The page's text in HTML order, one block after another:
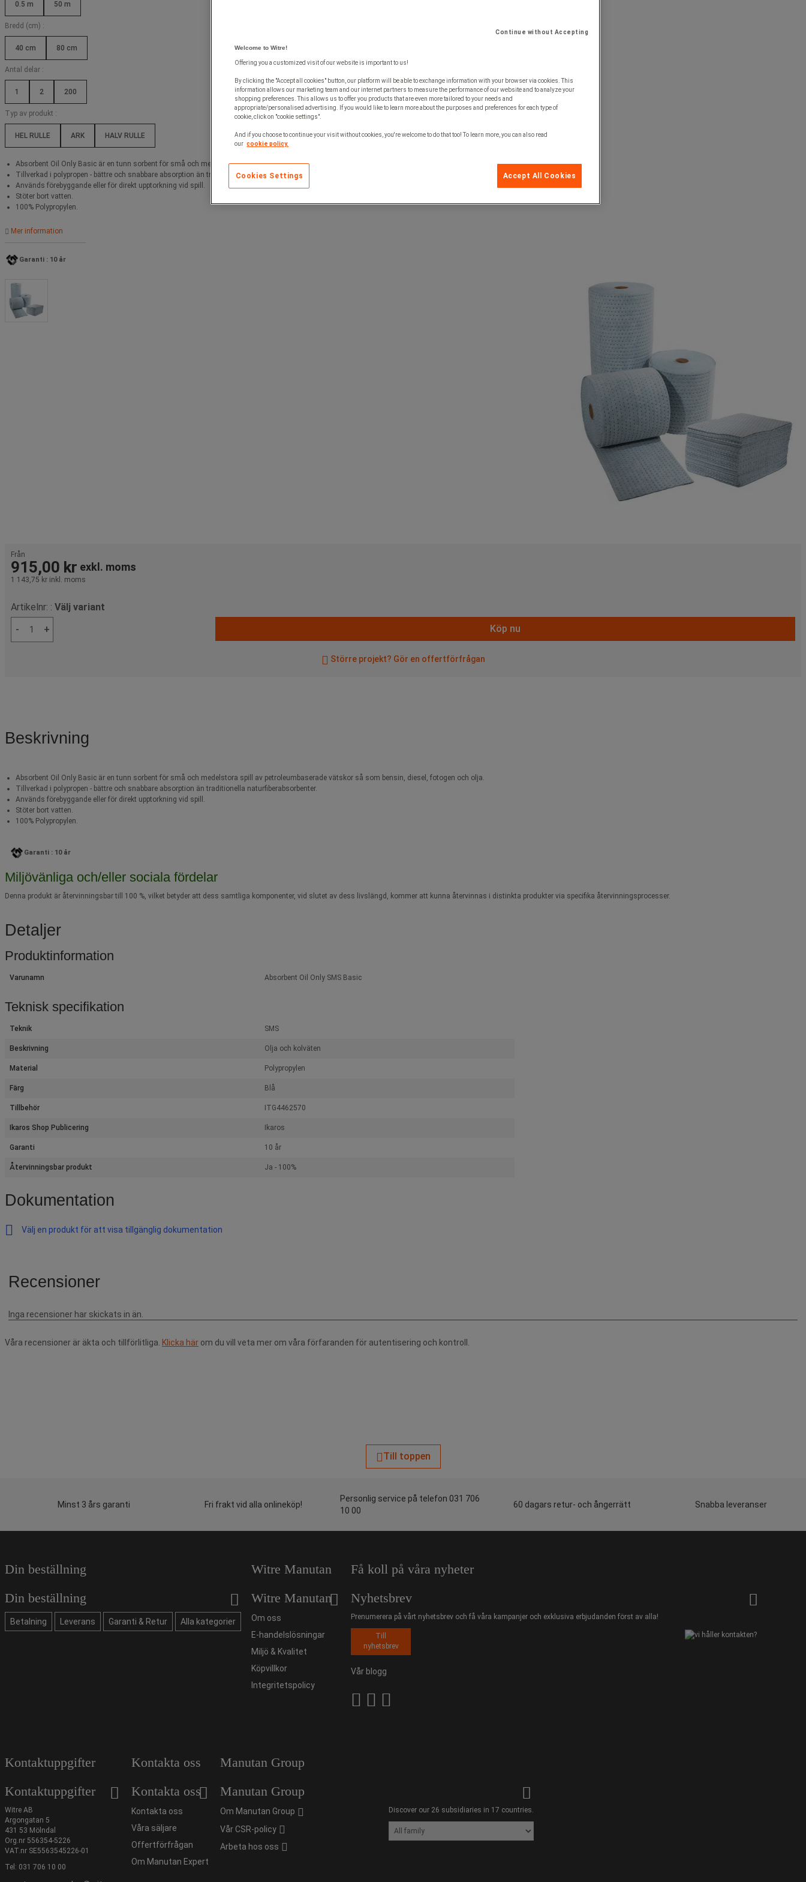
0.5 m 50 m
Bredd (cm) :
40 cm 80 cm
Antal delar :
1 2 200
Typ av produkt :
HEL RULLE ARK HALV RULLE
Absorbent Oil Only Basic är en tunn sorbent för små och medelstora spill av petroleumbaserade vätskor så som bensin, diesel, fotogen och olja.
Tillverkad i polypropen - bättre och snabbare absorption än traditionella naturfiberabsorbenter.
Används förebyggande eller för direkt upptorkning vid spill.
Stöter bort vatten.
100% Polypropylen.
Mer information
Garanti : 10 år
Från
915,00 kr exkl. moms
1 143,75 kr inkl. moms
Artikelnr: : Välj variant
-
+ Köp nu
Större projekt? Gör en offertförfrågan
Beskrivning
Absorbent Oil Only Basic är en tunn sorbent för små och medelstora spill av petroleumbaserade vätskor så som bensin, diesel, fotogen och olja.
Tillverkad i polypropen - bättre och snabbare absorption än traditionella naturfiberabsorbenter.
Används förebyggande eller för direkt upptorkning vid spill.
Stöter bort vatten.
100% Polypropylen.
Garanti : 10 år
Miljövänliga och/eller sociala fördelar
Denna produkt är återvinningsbar till 100 %, vilket betyder att dess samtliga komponenter, vid slutet av dess livslängd, kommer att kunna återvinnas i distinkta produkter via specifika återvinningsprocesser.
Detaljer
Produktinformation
Varunamn Absorbent Oil Only SMS Basic
Teknisk specifikation
Teknik SMS
Beskrivning Olja och kolväten
Material Polypropylen
Färg Blå
Tillbehör ITG4462570
Ikaros Shop Publicering Ikaros
Garanti 10 år
Återvinningsbar produkt Ja - 100%
Dokumentation
Välj en produkt för att visa tillgänglig dokumentation
Våra recensioner är äkta och tillförlitliga. Klicka här om du vill veta mer om våra förfaranden för autentisering och kontroll.
Till toppen
Minst 3 års garanti Fri frakt vid alla onlineköp!
Personlig service på telefon 031 706
10 00
60 dagars retur- och ångerrätt Snabba leveranser
Din beställning
Din beställning
Betalning Leverans Garanti & Retur Alla kategorier
Witre Manutan
Witre Manutan
Om oss
E-handelslösningar
Miljö & Kvalitet
Köpvillkor
Integritetspolicy
Få koll på våra nyheter
Nyhetsbrev
Prenumerera på vårt nyhetsbrev och få våra kampanjer och exklusiva erbjudanden först av alla!
Till
nyhetsbrev
Vår blogg
Kontaktuppgifter
Kontaktuppgifter
Witre AB
Argongatan 5
431 53 Mölndal
Org.nr 556354-5226
VAT.nr SE5563545226-01
Tel: 031 706 10 00
Kontakta oss
Kontakta oss
Kontakta oss
Våra säljare
Offertförfrågan
Om Manutan Expert
Manutan Group
Manutan Group
Om Manutan Group
Vår CSR-policy
Arbeta hos oss
Discover our 26 subsidiaries in 17 countries.
Continue without Accepting
Welcome to Witre!
Offering you a customized visit of our website is important to us!
By clicking the "Accept all cookies" button, our platform will be able to exchange information with your browser via cookies. This
information allows our marketing team and our internet partners to measure the performance of our website and to analyze your
shopping preferences. This allows us to offer you products that are even more tailored to your needs and
appropriate/personalised advertising. If you would like to learn more about the purposes and preferences for each type of
cookie, click on "cookie settings".
And if you choose to continue your visit without cookies, you're welcome to do that too! To learn more, you can also read
our cookie policy.
Accept All Cookies
Cookies Settings